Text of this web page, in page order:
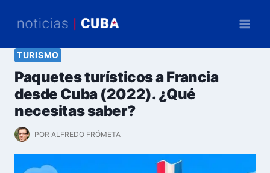
TURISMO
Paquetes turísticos a Francia
desde Cuba (2022). ¿Qué
necesitas saber?
POR ALFREDO FRÓMETA